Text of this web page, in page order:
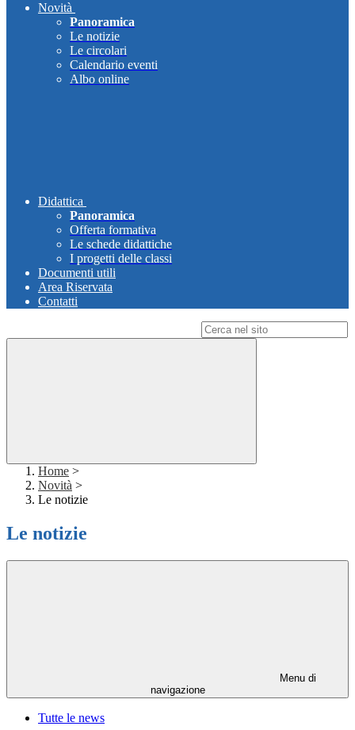
Novità
Panoramica
Le notizie
Le circolari
Calendario eventi
Albo online
Didattica
Panoramica
Offerta formativa
Le schede didattiche
I progetti delle classi
Documenti utili
Area Riservata
Contatti
Home >
Novità >
Le notizie
Le notizie
Menu di
navigazione
Tutte le news